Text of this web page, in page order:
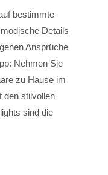
bestimmte
Details
Ansprüche
Nehmen Sie
zu Hause im
den stilvollen
sind die